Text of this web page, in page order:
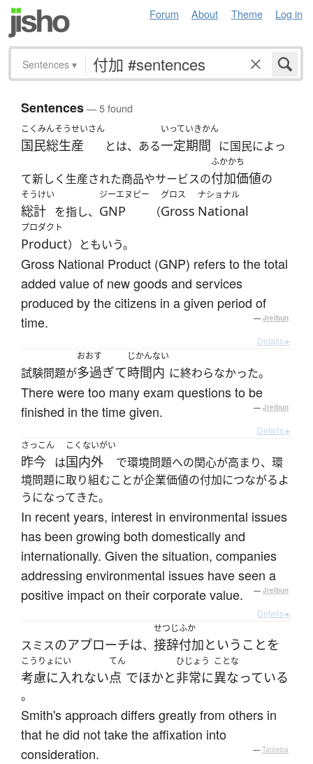
Forum About Theme Log in
Sentences ▾
Sentences— 5 found
こくみんそうせいさん
国民総生産 とは、ある
いっていきかん
一定期間 に国民によっ
て新しく生産された商品やサービスの
ふかかち
付加価値の
そうけい
総計 を指し、
ジーエヌピー
GNP （
グロス
Gross
ナショナル
National
プロダクト
Product）ともいう。
Gross National Product (GNP) refers to the total
added value of new goods and services
produced by the citizens in a given period of
time.
— Jreibun
Details ▸
試験問題が
おおす
多過ぎて
じかんない
時間内 に終わらなかった。
There were too many exam questions to be
finished in the time given.
— Jreibun
Details ▸
さっこん
昨今 は
こくないがい
国内外
で環境問題への関心が高まり、環
境問題に取り組むことが企業価値の付加につながるよ
うになってきた。
In recent years, interest in environmental issues
has been growing both domestically and
internationally. Given the situation, companies
addressing environmental issues have seen a
positive impact on their corporate value.
— Jreibun
Details ▸
スミスのアプローチは、
せつじ
接辞
ふか
付加という ことを
こうりょにい
考慮に入れない
てん
点 でほかと
ひじょう
非常に
ことな
異なっている
。
Smith's approach differs greatly from others in
that he did not take the affixation into
consideration.
— Tatoeba